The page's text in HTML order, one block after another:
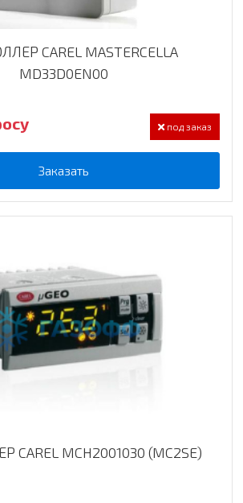
CAREL MASTERCELLA
MD33D0EN00
под заказ
Заказать
CAREL MCH2001030 (MC2SE)